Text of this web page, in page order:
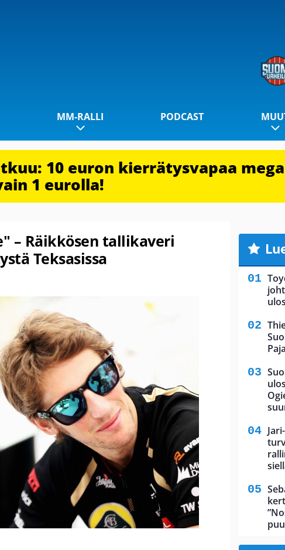
MM-RALLI PODCAST
10 euron kierrätysvapaa
1 eurolla!
– Räikkösen tallikaveri
Teksasissa